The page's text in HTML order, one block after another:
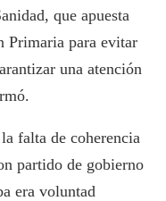
que apuesta
Primaria para evitar
una atención
falta de coherencia
partido de gobierno
era voluntad